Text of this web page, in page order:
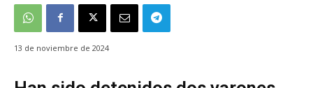
13 de noviembre de 2024